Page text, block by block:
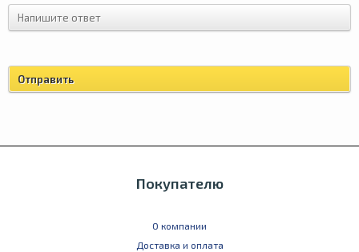
Покупателю
О компании
Доставка и оплата